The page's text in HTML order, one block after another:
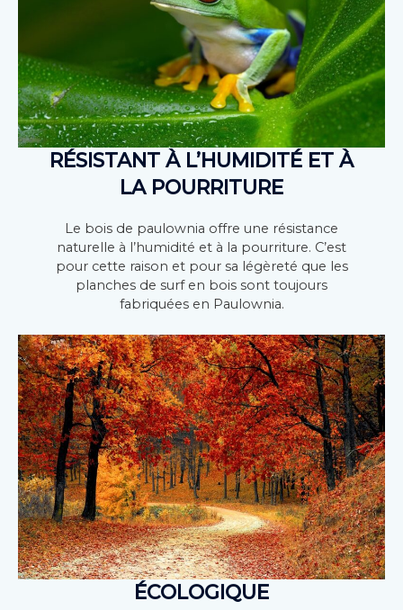
RÉSISTANT À L’HUMIDITÉ ET À
LA POURRITURE
Le bois de paulownia offre une résistance
naturelle à l’humidité et à la pourriture. C’est
pour cette raison et pour sa légèreté que les
planches de surf en bois sont toujours
fabriquées en Paulownia.
ÉCOLOGIQUE